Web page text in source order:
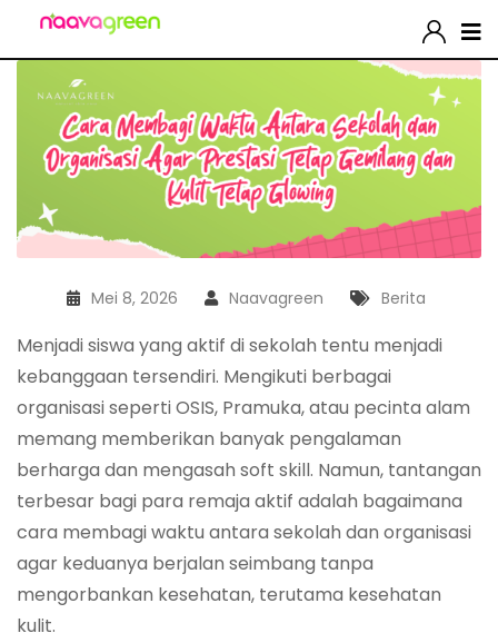
Mei 8, 2026 Naavagreen Berita
Menjadi siswa yang aktif di sekolah tentu menjadi
kebanggaan tersendiri. Mengikuti berbagai
organisasi seperti OSIS, Pramuka, atau pecinta alam
memang memberikan banyak pengalaman
berharga dan mengasah soft skill. Namun, tantangan
terbesar bagi para remaja aktif adalah bagaimana
cara membagi waktu antara sekolah dan organisasi
agar keduanya berjalan seimbang tanpa
mengorbankan kesehatan, terutama kesehatan
kulit.